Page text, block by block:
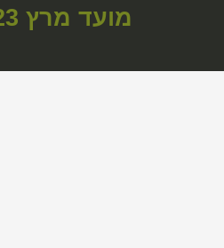
מועד מרץ 2023